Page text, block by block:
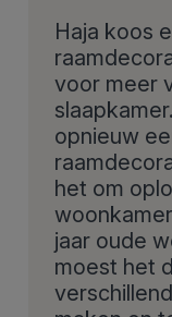
Haja koos
voor meer
opnieuw
het om
jaar oude
moest het